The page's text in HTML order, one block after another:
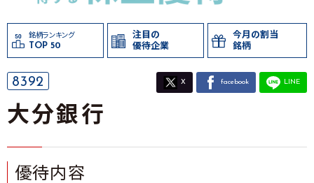
銘柄ランキング
TOP 50
注目の
優待企業
今月の割当
銘柄
8392 X facebook LINE
大分銀行
優待内容